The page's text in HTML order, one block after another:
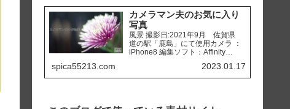
カメラマン夫のお気に入り
写真
風景 撮影日:2021年9月 佐賀県
道の駅「鹿島」にて使用カメラ ：
iPhone8 編集ソフト：Affinity
天草市 「ホテルアレグリアガー
デンズ天草」にて使用カメラ ：
spica55213.com 2023.01.17